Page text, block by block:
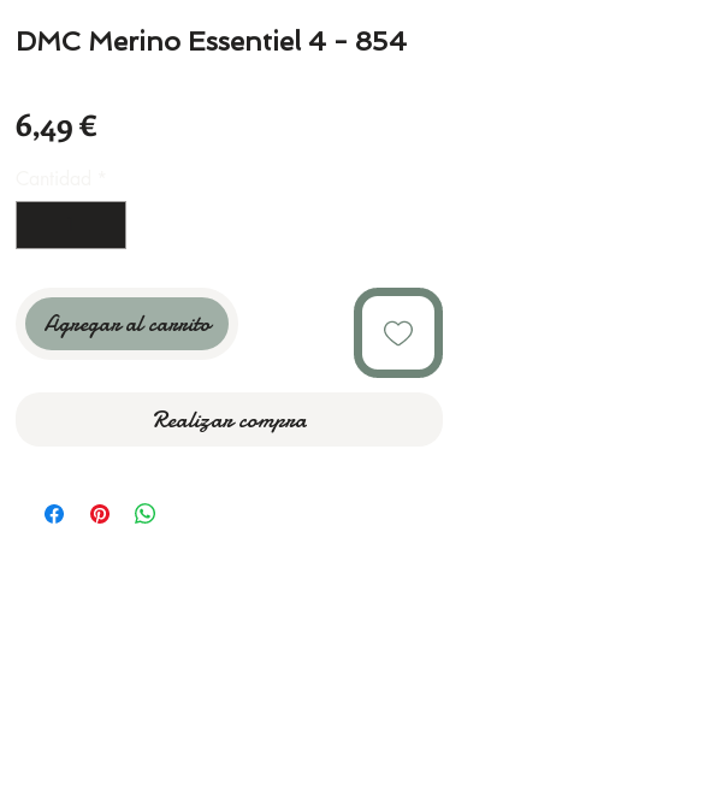
DMC Merino Essentiel 4 - 854
6,49 €
Agregar al carrito
Realizar compra